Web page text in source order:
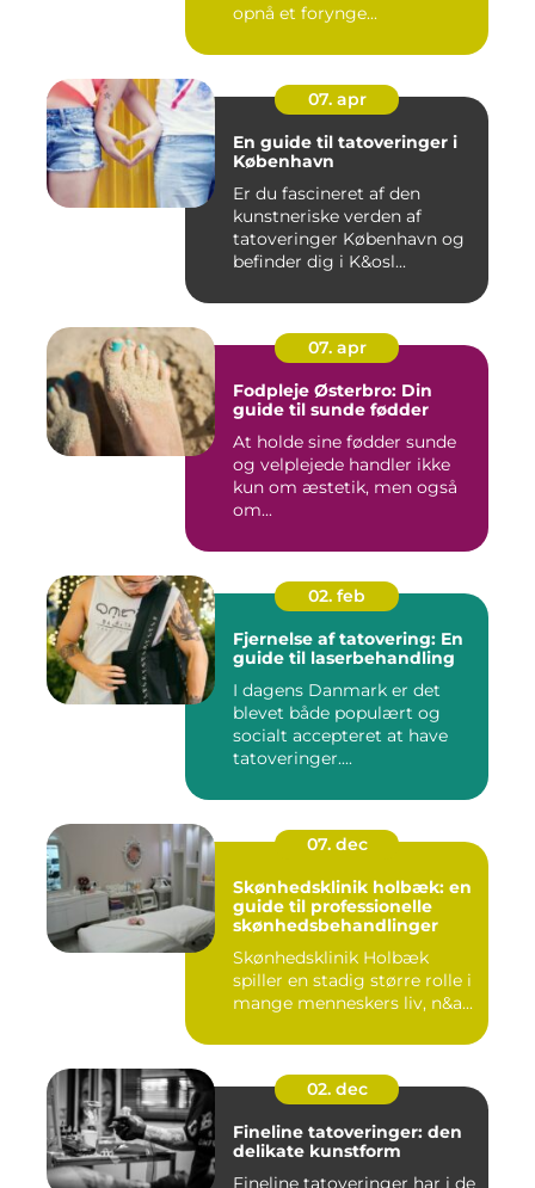
opnå et forynge...
07. apr
En guide til tatoveringer i
København
Er du fascineret af den
kunstneriske verden af
tatoveringer København og
befinder dig i K&osl...
07. apr
Fodpleje Østerbro: Din
guide til sunde fødder
At holde sine fødder sunde
og velplejede handler ikke
kun om æstetik, men også
om...
02. feb
Fjernelse af tatovering: En
guide til laserbehandling
I dagens Danmark er det
blevet både populært og
socialt accepteret at have
tatoveringer....
07. dec
Skønhedsklinik holbæk: en
guide til professionelle
skønhedsbehandlinger
Skønhedsklinik Holbæk
spiller en stadig større rolle i
mange menneskers liv, n&a...
02. dec
Fineline tatoveringer: den
delikate kunstform
Fineline tatoveringer har i de